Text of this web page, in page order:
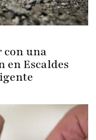
con una
Escaldes